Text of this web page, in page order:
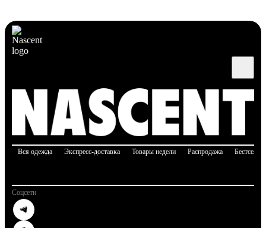
Вся одежда Экспресс-доставка Товары недели Распродажа
Соцсети